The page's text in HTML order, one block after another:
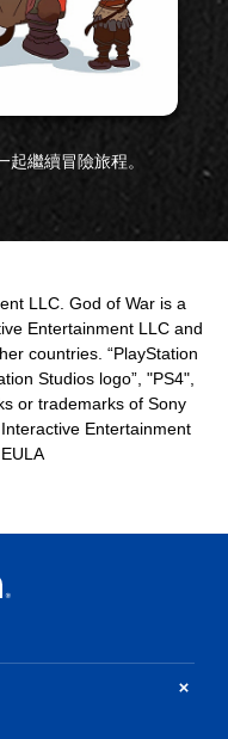
繼續冒險旅程。
LLC. God of War is a
Entertainment LLC and
countries. “PlayStation
Studios logo”, "PS4",
or trademarks of Sony
Entertainment